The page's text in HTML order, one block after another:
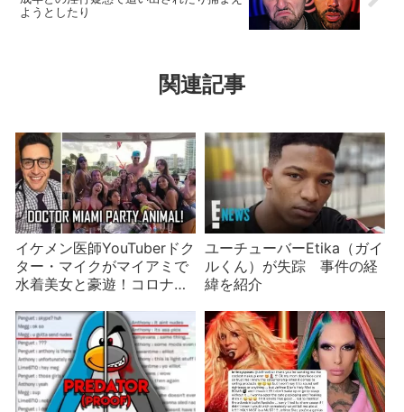
ようとしたり
関連記事
イケメン医師YouTuberドク
ター・マイクがマイアミで
水着美女と豪遊！コロナ禍
ユーチューバーEtika（ガイ
ルくん）が失踪 事件の経
緯を紹介